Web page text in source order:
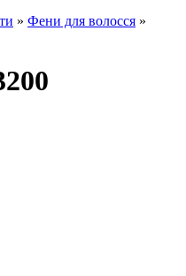
» Фени для волосся »